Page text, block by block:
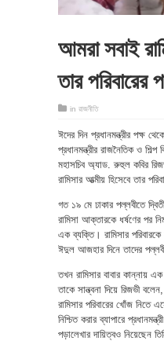
আমরা সবাই
তার পরিবারের
in রাজনীতি
ঈদের দিন প্রধানমন্ত্রীর পক্ষ
প্রধানমন্ত্রীর রাজনৈতিক ও শিল্প
মহাসচিব অ্যাড. রুহুল কবির
রামিসার আত্মীয় হিসেবে তার
গত ১৯ মে ঢাকার পল্লবীতে
রামিসা আক্তারকে ধর্ষণের পর
এক ব্যক্তি। রামিসার
ঈদুল আজহার দিনে তাদের
তখন রামিসার বাবার কান্নায়
তাকে সান্ত্বনা দিয়ে রিজভী
রামিসার পরিবারের খোঁজ নিতে
নিশ্চিত করার ব্যাপারে
পড়ালেখার দায়িত্বও নিয়েছেন